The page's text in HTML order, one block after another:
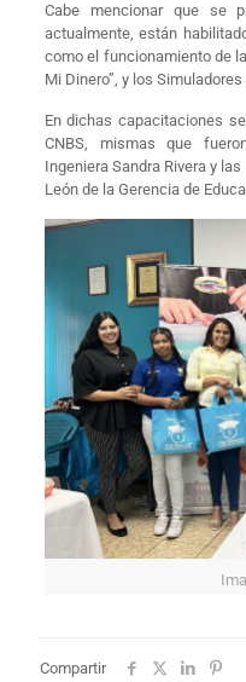
Cabe mencionar que se
actualmente, están
como el funcionamiento de
Mi Dinero”, y los
En dichas capacitaciones
CNBS, mismas que
Ingeniera Sandra Rivera y
León de la Gerencia de
Compartir